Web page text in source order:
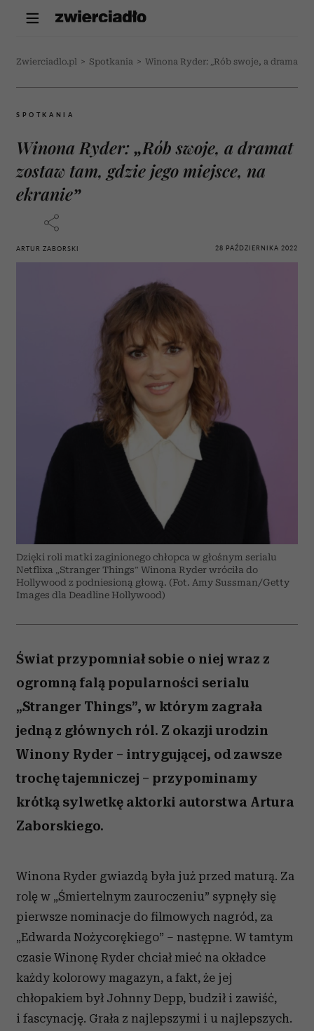
Zwierciadlo.pl > Spotkania > Winona Ryder: „Rób swoje, a dramat
SPOTKANIA
Winona Ryder: „Rób swoje, a dramat
zostaw tam, gdzie jego miejsce, na
ekranie”
ARTUR ZABORSKI 28 PAŹDZIERNIKA 2022
Dzięki roli matki zaginionego chłopca w głośnym serialu
Netflixa „Stranger Things” Winona Ryder wróciła do
Hollywood z podniesioną głową. (Fot. Amy Sussman/Getty
Images dla Deadline Hollywood)
Świat przypomniał sobie o niej wraz z
ogromną falą popularności serialu
„Stranger Things”, w którym zagrała
jedną z głównych ról. Z okazji urodzin
Winony Ryder – intrygującej, od zawsze
trochę tajemniczej – przypominamy
krótką sylwetkę aktorki autorstwa Artura
Zaborskiego.
Winona Ryder gwiazdą była już przed maturą. Za
rolę w „Śmiertelnym zauroczeniu” sypnęły się
pierwsze nominacje do filmowych nagród, za
„Edwarda Nożycorękiego” – następne. W tamtym
czasie Winonę Ryder chciał mieć na okładce
każdy kolorowy magazyn, a fakt, że jej
chłopakiem był Johnny Depp, budził i zawiść,
i fascynację. Grała z najlepszymi i u najlepszych.